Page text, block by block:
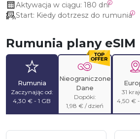
Aktywacja w ciągu: 180 dni
Start: Kiedy dotrzesz do rumunia
Rumunia plany eSIM
Rumunia
Zaczynając od:
4,30 € - 1 GB
Nieograniczone
Dane
Dopóki:
1,98 € / dzień
31
4,50 € -